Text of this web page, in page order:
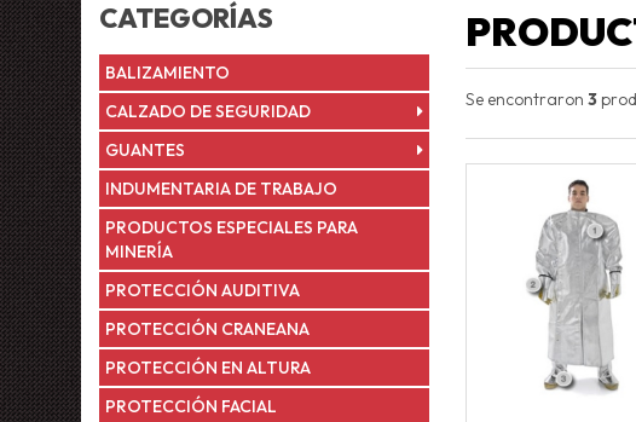
CATEGORÍAS
BALIZAMIENTO
CALZADO DE SEGURIDAD
GUANTES
INDUMENTARIA DE TRABAJO
PRODUCTOS ESPECIALES PARA
MINERÍA
PROTECCIÓN AUDITIVA
PROTECCIÓN CRANEANA
PROTECCIÓN EN ALTURA
PROTECCIÓN FACIAL
Se encontraron 3